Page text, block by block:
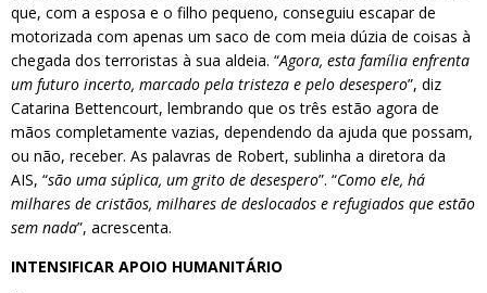
que, com a esposa e o filho pequeno, conseguiu escapar de
motorizada com apenas um saco de com meia dúzia de coisas à
chegada dos terroristas à sua aldeia. “Agora, esta família enfrenta
um futuro incerto, marcado pela tristeza e pelo desespero”, diz
Catarina Bettencourt, lembrando que os três estão agora de
mãos completamente vazias, dependendo da ajuda que possam,
ou não, receber. As palavras de Robert, sublinha a diretora da
AIS, “são uma súplica, um grito de desespero”. “Como ele, há
milhares de cristãos, milhares de deslocados e refugiados que estão
sem nada”, acrescenta.
INTENSIFICAR APOIO HUMANITÁRIO